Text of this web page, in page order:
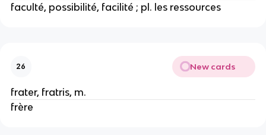
faculté, possibilité, facilité ; pl. les ressources
26 New cards
frater, fratris, m.
frère